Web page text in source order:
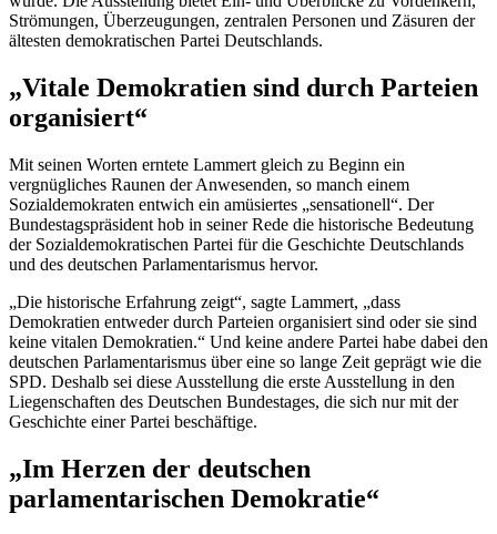
Strömungen, Überzeugungen, zentralen Personen und Zäsuren der
ältesten demokratischen Partei Deutschlands.
„Vitale Demokratien sind durch Parteien
organisiert“
Mit seinen Worten erntete Lammert gleich zu Beginn ein
vergnügliches Raunen der Anwesenden, so manch einem
Sozialdemokraten entwich ein amüsiertes „sensationell“. Der
Bundestagspräsident hob in seiner Rede die historische Bedeutung
der Sozialdemokratischen Partei für die Geschichte Deutschlands
und des deutschen Parlamentarismus hervor.
„Die historische Erfahrung zeigt“, sagte Lammert, „dass
Demokratien entweder durch Parteien organisiert sind oder sie sind
keine vitalen Demokratien.“ Und keine andere Partei habe dabei den
deutschen Parlamentarismus über eine so lange Zeit geprägt wie die
SPD. Deshalb sei diese Ausstellung die erste Ausstellung in den
Liegenschaften des Deutschen Bundestages, die sich nur mit der
Geschichte einer Partei beschäftige.
„Im Herzen der deutschen
parlamentarischen Demokratie“